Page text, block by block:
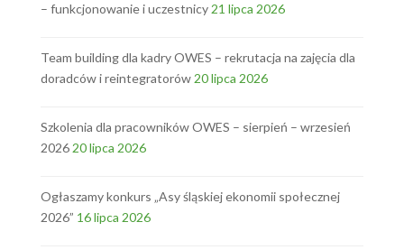
– funkcjonowanie i uczestnicy 21 lipca 2026
Team building dla kadry OWES – rekrutacja na zajęcia dla
doradców i reintegratorów 20 lipca 2026
Szkolenia dla pracowników OWES – sierpień – wrzesień
2026 20 lipca 2026
Ogłaszamy konkurs „Asy śląskiej ekonomii społecznej
2026” 16 lipca 2026